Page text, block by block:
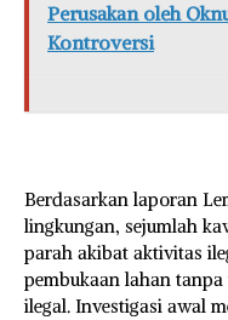
Perusakan oleh
Kontroversi
Berdasarkan laporan
lingkungan, sejumlah
parah akibat aktivitas
pembukaan lahan
ilegal. Investigasi awal